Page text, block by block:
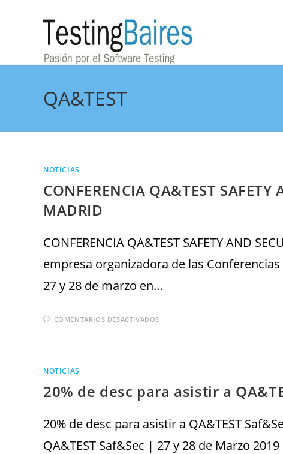
QA&TEST
NOTICIAS
CONFERENCIA QA&TEST
MADRID
CONFERENCIA QA&TEST SAFETY AND
empresa organizadora de las
27 y 28 de marzo en…
COMENTARIOS DESACTIVADOS
NOTICIAS
20% de desc para asistir a
20% de desc para asistir a QA&TEST
QA&TEST Saf&Sec | 27 y 28 de Marzo